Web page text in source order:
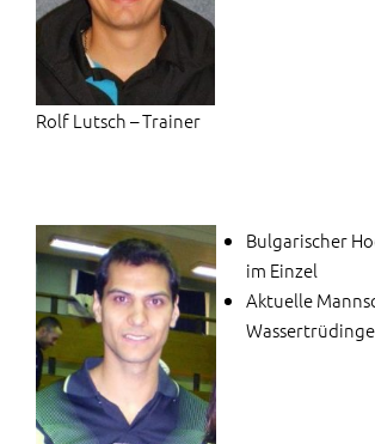
Rolf Lutsch – Trainer
Bulgarischer
im Einzel
Aktuelle